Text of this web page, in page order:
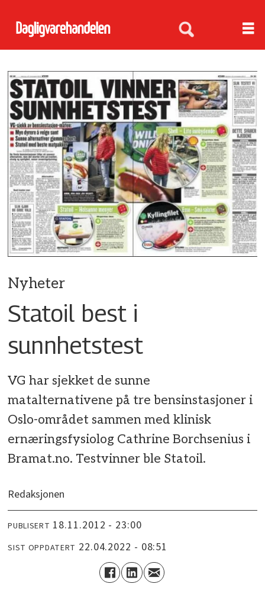
Nyheter
Statoil best i
sunnhetstest
VG har sjekket de sunne
matalternativene på tre bensinstasjoner i
Oslo-området sammen med klinisk
ernæringsfysiolog Cathrine Borchsenius i
Bramat.no. Testvinner ble Statoil.
Redaksjonen
PUBLISERT 18.11.2012 - 23:00
SIST OPPDATERT 22.04.2022 - 08:51